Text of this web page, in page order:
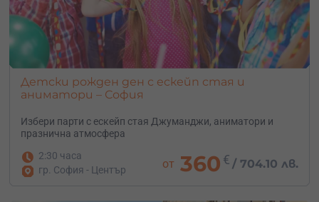
Детски рожден ден с ескейп стая и
аниматори – София
Избери парти с ескейп стая Джуманджи, аниматори и
празнична атмосфера
2:30 часа
гр. София - Център
от 360 € /704.10 лв.